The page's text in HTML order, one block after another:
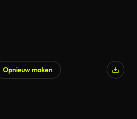
Opnieuw maken